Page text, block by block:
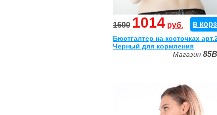
1690 1014 руб. в
Бюстгалтер на косточках
Черный для кормления
Магазин